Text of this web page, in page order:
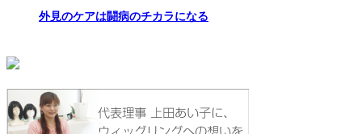
外見のケアは闘病のチカラになる